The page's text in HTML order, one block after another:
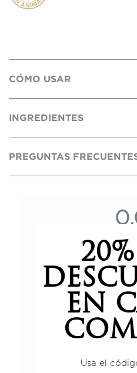
CÓMO USAR
INGREDIENTES
PREGUNTAS
Basado en
5 estrellas
4 estrellas
3 estrellas
EN
Usa el